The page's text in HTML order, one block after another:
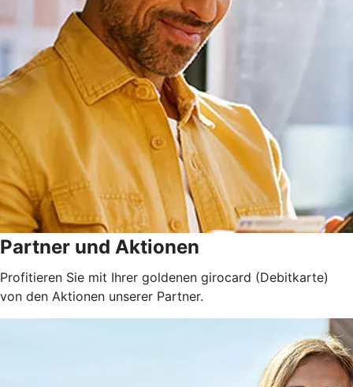
Partner und Aktionen
Profitieren Sie mit Ihrer goldenen girocard (Debitkarte)
von den Aktionen unserer Partner.